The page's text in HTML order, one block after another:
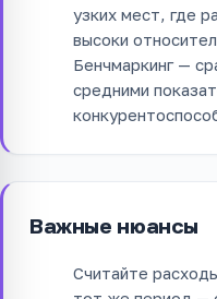
узких мест, где
высоки
Бенчмаркинг —
средними
Важные нюансы
Считайте